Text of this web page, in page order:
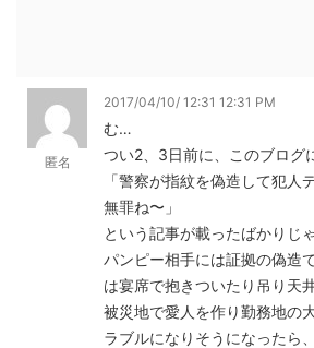
匿名
2017/04/10/ 12:31 12:31 PM
む…
つい2、3日前に、このブログ
「警察が指紋を偽造して犯人
無罪ね〜」
という記事が載ったばかりじ
パンピー相手には証拠の偽造
は宴席で抱きついたり吊り天
被災地で愛人を作り勤務地の
ラブルになりそうになったら